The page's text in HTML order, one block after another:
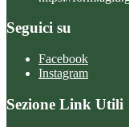
Seguici su
Facebook
Instagram
Sezione Link Utili